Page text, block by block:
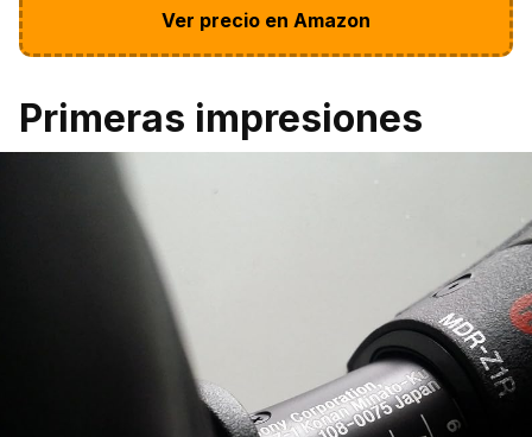
Ver precio en Amazon
Primeras impresiones